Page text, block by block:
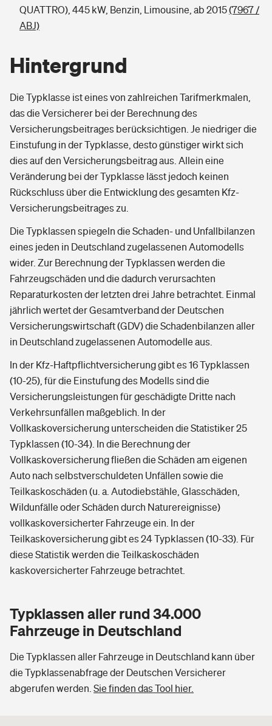
QUATTRO), 445 kW, Benzin, Limousine, ab 2015(7967 /
ABJ)
Hintergrund
Die Typklasse ist eines von zahlreichen Tarifmerkmalen,
das die Versicherer bei der Berechnung des
Versicherungsbeitrages berücksichtigen. Je niedriger die
Einstufung in der Typklasse, desto günstiger wirkt sich
dies auf den Versicherungsbeitrag aus. Allein eine
Veränderung bei der Typklasse lässt jedoch keinen
Rückschluss über die Entwicklung des gesamten Kfz-
Versicherungsbeitrages zu.
Die Typklassen spiegeln die Schaden- und Unfallbilanzen
eines jeden in Deutschland zugelassenen Automodells
wider. Zur Berechnung der Typklassen werden die
Fahrzeugschäden und die dadurch verursachten
Reparaturkosten der letzten drei Jahre betrachtet. Einmal
jährlich wertet der Gesamtverband der Deutschen
Versicherungswirtschaft (GDV) die Schadenbilanzen aller
in Deutschland zugelassenen Automodelle aus.
In der Kfz-Haftpflichtversicherung gibt es 16 Typklassen
(10-25), für die Einstufung des Modells sind die
Versicherungsleistungen für geschädigte Dritte nach
Verkehrsunfällen maßgeblich. In der
Vollkaskoversicherung unterscheiden die Statistiker 25
Typklassen (10-34). In die Berechnung der
Vollkaskoversicherung fließen die Schäden am eigenen
Auto nach selbstverschuldeten Unfällen sowie die
Teilkaskoschäden (u. a. Autodiebstähle, Glasschäden,
Wildunfälle oder Schäden durch Naturereignisse)
vollkaskoversicherter Fahrzeuge ein. In der
Teilkaskoversicherung gibt es 24 Typklassen (10-33). Für
diese Statistik werden die Teilkaskoschäden
kaskoversicherter Fahrzeuge betrachtet.
Typklassen aller rund 34.000
Fahrzeuge in Deutschland
Die Typklassen aller Fahrzeuge in Deutschland kann über
die Typklassenabfrage der Deutschen Versicherer
abgerufen werden. Sie finden das Tool hier.